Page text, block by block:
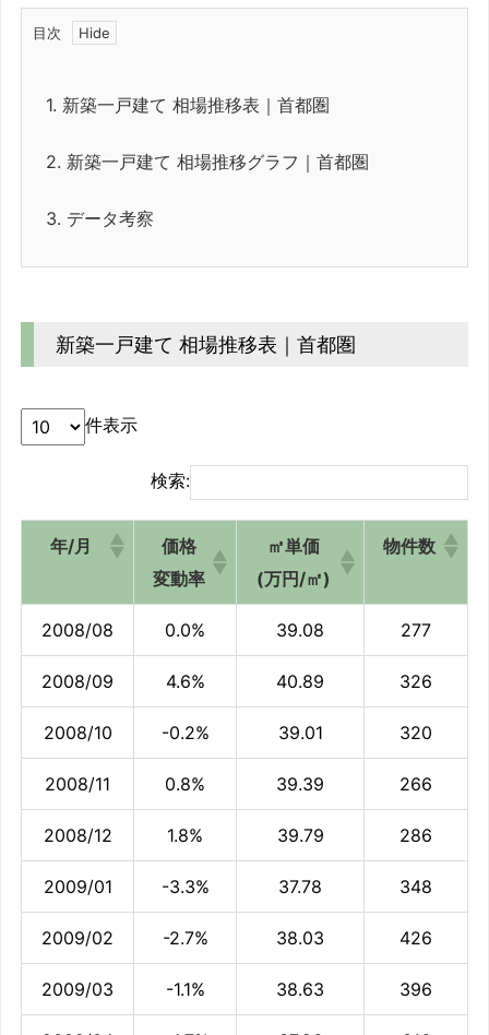
目次
1. 新築一戸建て 相場推移表｜首都圏
2. 新築一戸建て 相場推移グラフ｜首都圏
3. データ考察
新築一戸建て 相場推移表｜首都圏
件表示
検索:
年/月
価格
変動率
㎡単価
(万円/㎡)
物件数
2008/08 0.0% 39.08 277
2008/09 4.6% 40.89 326
2008/10 -0.2% 39.01 320
2008/11 0.8% 39.39 266
2008/12 1.8% 39.79 286
2009/01 -3.3% 37.78 348
2009/02 -2.7% 38.03 426
2009/03 -1.1% 38.63 396